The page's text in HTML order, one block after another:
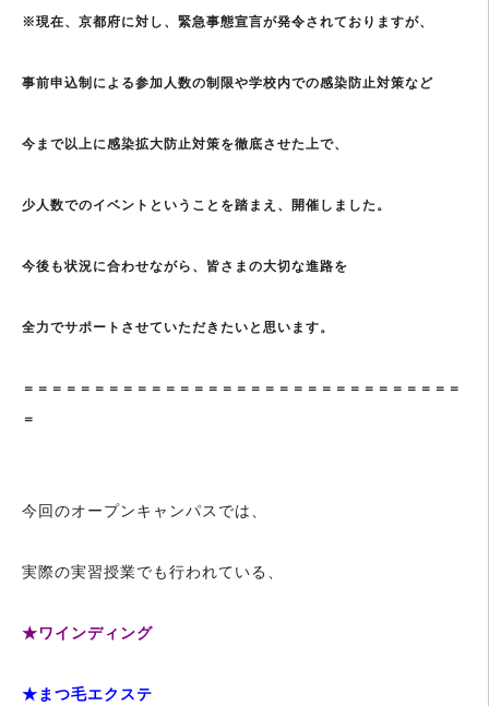
※現在、京都府に対し、緊急事態宣言が発令されておりますが、
事前申込制による参加人数の制限や学校内での感染防止対策など
今まで以上に感染拡大防止対策を徹底させた上で、
少人数でのイベントということを踏まえ、開催しました。
今後も状況に合わせながら、皆さまの大切な進路を
全力でサポートさせていただきたいと思います。
＝＝＝＝＝＝＝＝＝＝＝＝＝＝＝＝＝＝＝＝＝＝＝＝＝＝＝＝＝＝＝
＝
今回のオープンキャンパスでは、
実際の実習授業でも行われている、
★ワインディング
★まつ毛エクステ